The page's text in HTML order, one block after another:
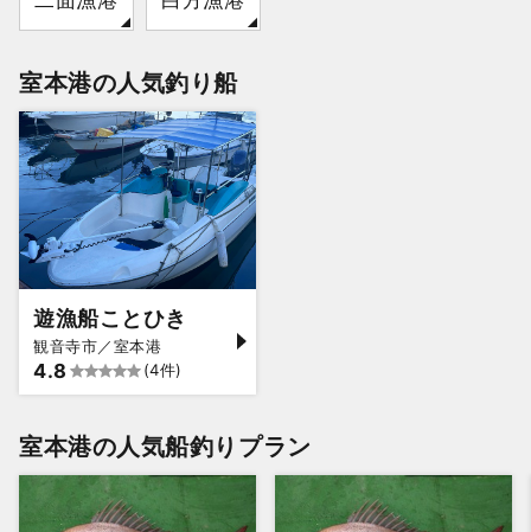
室本港の人気釣り船
遊漁船ことひき
観音寺市／室本港
4.8 (4件)
室本港の人気船釣りプラン